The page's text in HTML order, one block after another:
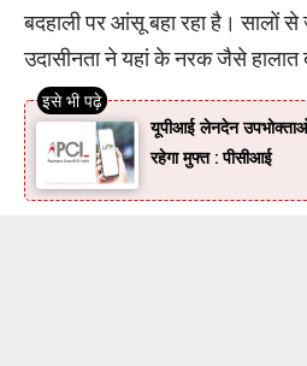
बदहाली पर आंसू बहा रहा है। सालों
उदासीनता ने यहां के नरक जैसे हालात
यूपीआई लेनदेन उपभोक्ताओं,
रहेगा मुफ्त : पीसीआई